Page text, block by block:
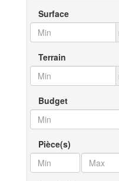
Surface
Terrain
Budget
Pièce(s)